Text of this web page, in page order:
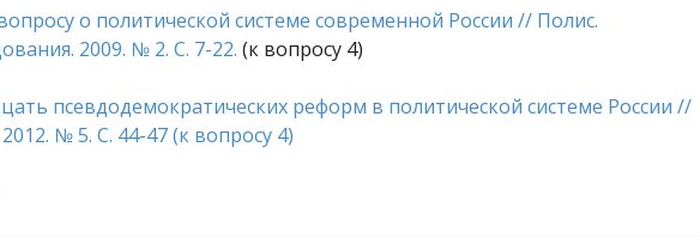
о политической системе современной России // Полис.
2009. № 2. С. 7-22. (к вопросу 4)
псевдодемократических реформ в политической системе России //
№ 5. С. 44-47 (к вопросу 4)